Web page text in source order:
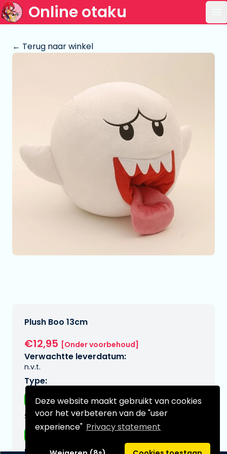
Deze website maakt gebruikt van cookies
voor het verbeteren van de "user
experience" Privacy statement
Online otaku
← Terug naar winkel
Plush Boo 13cm
€12,95 [Onder voorbehoud]
Verwachtte leverdatum:
n.v.t.
Type:
Plushes
Serie: